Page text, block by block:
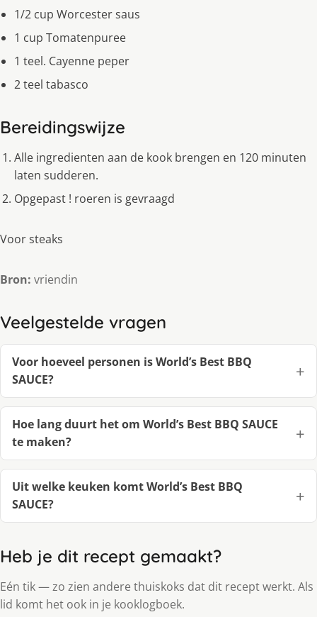
1/2 cup Worcester saus
1 cup Tomatenpuree
1 teel. Cayenne peper
2 teel tabasco
Bereidingswijze
Alle ingredienten aan de kook brengen en 120 minuten
laten sudderen.
Opgepast ! roeren is gevraagd
Voor steaks
Bron: vriendin
Veelgestelde vragen
Voor hoeveel personen is World’s Best BBQ
SAUCE?
Hoe lang duurt het om World’s Best BBQ SAUCE
te maken?
Uit welke keuken komt World’s Best BBQ
SAUCE?
Heb je dit recept gemaakt?
Eén tik — zo zien andere thuiskoks dat dit recept werkt. Als
lid komt het ook in je kooklogboek.